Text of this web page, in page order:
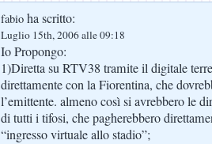
fabio ha scritto:
Luglio 15th, 2006 alle 09:18
Io Propongo:
1)Diretta su RTV38 tramite il digitale
direttamente con la Fiorentina, che
l’emittente. almeno così si avrebbero le
di tutti i tifosi, che pagherebbero
“ingresso virtuale allo stadio”;